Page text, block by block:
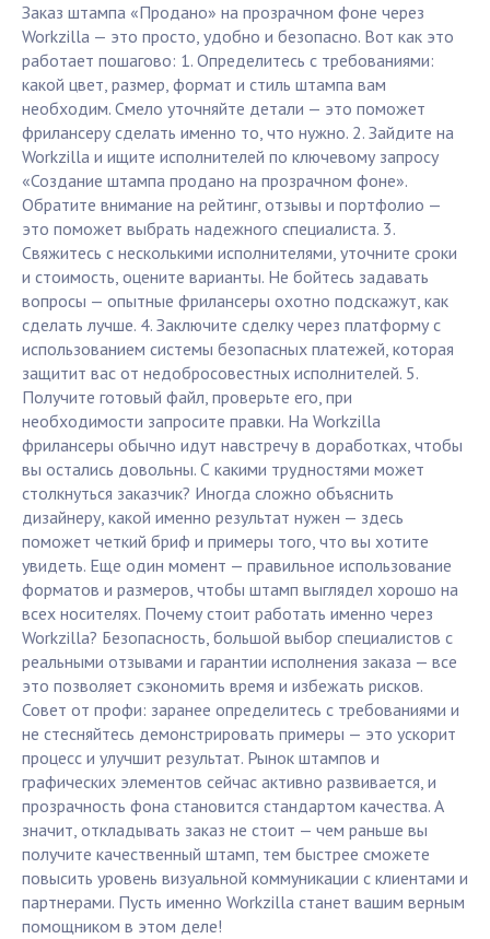
Заказ штампа «Продано» на прозрачном фоне через
Workzilla — это просто, удобно и безопасно. Вот как это
работает пошагово: 1. Определитесь с требованиями:
какой цвет, размер, формат и стиль штампа вам
необходим. Смело уточняйте детали — это поможет
фрилансеру сделать именно то, что нужно. 2. Зайдите на
Workzilla и ищите исполнителей по ключевому запросу
«Создание штампа продано на прозрачном фоне».
Обратите внимание на рейтинг, отзывы и портфолио —
это поможет выбрать надежного специалиста. 3.
Свяжитесь с несколькими исполнителями, уточните сроки
и стоимость, оцените варианты. Не бойтесь задавать
вопросы — опытные фрилансеры охотно подскажут, как
сделать лучше. 4. Заключите сделку через платформу с
использованием системы безопасных платежей, которая
защитит вас от недобросовестных исполнителей. 5.
Получите готовый файл, проверьте его, при
необходимости запросите правки. На Workzilla
фрилансеры обычно идут навстречу в доработках, чтобы
вы остались довольны. С какими трудностями может
столкнуться заказчик? Иногда сложно объяснить
дизайнеру, какой именно результат нужен — здесь
поможет четкий бриф и примеры того, что вы хотите
увидеть. Еще один момент — правильное использование
форматов и размеров, чтобы штамп выглядел хорошо на
всех носителях. Почему стоит работать именно через
Workzilla? Безопасность, большой выбор специалистов с
реальными отзывами и гарантии исполнения заказа — все
это позволяет сэкономить время и избежать рисков.
Совет от профи: заранее определитесь с требованиями и
не стесняйтесь демонстрировать примеры — это ускорит
процесс и улучшит результат. Рынок штампов и
графических элементов сейчас активно развивается, и
прозрачность фона становится стандартом качества. А
значит, откладывать заказ не стоит — чем раньше вы
получите качественный штамп, тем быстрее сможете
повысить уровень визуальной коммуникации с клиентами и
партнерами. Пусть именно Workzilla станет вашим верным
помощником в этом деле!